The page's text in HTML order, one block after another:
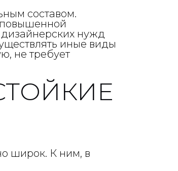
составом.
дизайнерских нужд
иные виды
не требует
широк. К ним, в